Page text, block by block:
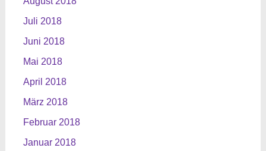
Juli 2018
Juni 2018
Mai 2018
April 2018
März 2018
Februar 2018
Januar 2018